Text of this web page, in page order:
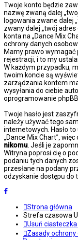
Twoje konto będzie
nazwę zwaną dalej
logowania zwane dalej
zwany dalej „twój
konta na „Dance Mix
ochrony danych
Mamy prawo
rejestracji, i to my
W każdym przypadku,
twoim koncie są
zarządzania kontem
wysyłania do ciebie
oprogramowanie
Twoje hasło jest
należy używać tego
internetowych. Hasło
„Dance Mix Chart”,
nikomu . Jeśli je
Witryna poprosi cię o
podaniu tych danych
przesłane na podany
odzyskanie dostępu do
Strona główna
Strefa czasowa
Usuń
Zasady